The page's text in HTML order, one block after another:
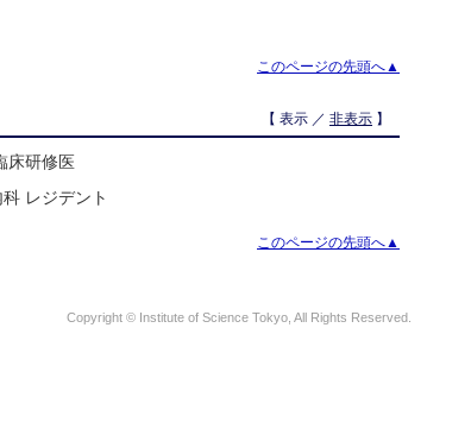
このページの先頭へ▲
【 表示 ／ 非表示 】
床研修医
レジデント
このページの先頭へ▲
Copyright © Institute of Science Tokyo, All Rights Reserved.